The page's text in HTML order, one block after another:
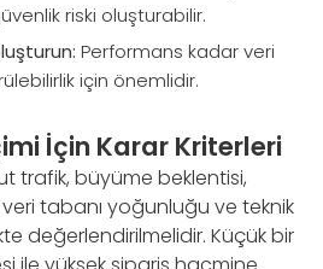
riski oluşturabilir.
Performans kadar veri
için önemlidir.
İçin Karar Kriterleri
trafik, büyüme beklentisi,
veri tabanı yoğunluğu ve teknik
değerlendirilmelidir. Küçük bir